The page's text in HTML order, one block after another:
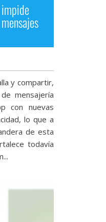
y compartir,
mensajería
con nuevas
lo que a
de esta
todavía